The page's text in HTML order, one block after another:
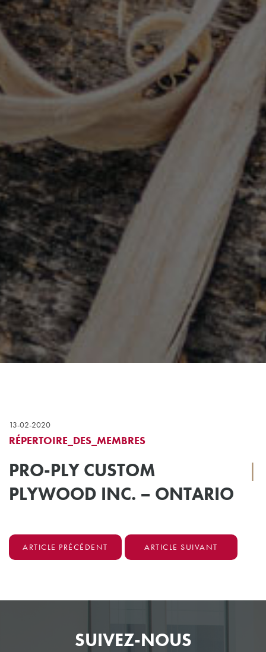
13-02-2020
RÉPERTOIRE_DES_MEMBRES
PRO-PLY CUSTOM
PLYWOOD INC. – ONTARIO
|
ARTICLE PRÉCÉDENT ARTICLE SUIVANT
SUIVEZ-NOUS